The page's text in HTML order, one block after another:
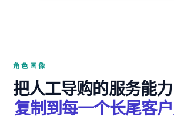
角色画像
把人工导购的服务能力
复制到每一个长尾客